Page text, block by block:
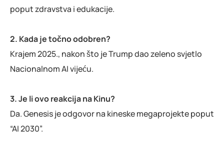
poput zdravstva i edukacije.
2. Kada je točno odobren?
Krajem 2025., nakon što je Trump dao zeleno svjetlo
Nacionalnom AI vijeću.
3. Je li ovo reakcija na Kinu?
Da. Genesis je odgovor na kineske megaprojekte poput
“AI 2030”.